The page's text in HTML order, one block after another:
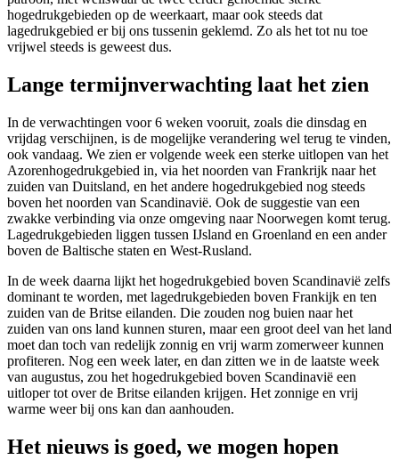
hogedrukgebieden op de weerkaart, maar ook steeds dat
lagedrukgebied er bij ons tussenin geklemd. Zo als het tot nu toe
vrijwel steeds is geweest dus.
Lange termijnverwachting laat het zien
In de verwachtingen voor 6 weken vooruit, zoals die dinsdag en
vrijdag verschijnen, is de mogelijke verandering wel terug te vinden,
ook vandaag. We zien er volgende week een sterke uitlopen van het
Azorenhogedrukgebied in, via het noorden van Frankrijk naar het
zuiden van Duitsland, en het andere hogedrukgebied nog steeds
boven het noorden van Scandinavië. Ook de suggestie van een
zwakke verbinding via onze omgeving naar Noorwegen komt terug.
Lagedrukgebieden liggen tussen IJsland en Groenland en een ander
boven de Baltische staten en West-Rusland.
In de week daarna lijkt het hogedrukgebied boven Scandinavië zelfs
dominant te worden, met lagedrukgebieden boven Frankijk en ten
zuiden van de Britse eilanden. Die zouden nog buien naar het
zuiden van ons land kunnen sturen, maar een groot deel van het land
moet dan toch van redelijk zonnig en vrij warm zomerweer kunnen
profiteren. Nog een week later, en dan zitten we in de laatste week
van augustus, zou het hogedrukgebied boven Scandinavië een
uitloper tot over de Britse eilanden krijgen. Het zonnige en vrij
warme weer bij ons kan dan aanhouden.
Het nieuws is goed, we mogen hopen